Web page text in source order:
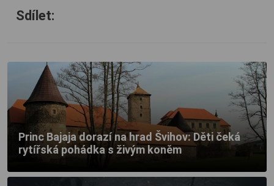
Sdílet:
Princ Bajaja dorazí na hrad Švihov: Děti čeká
rytířská pohádka s živým koněm